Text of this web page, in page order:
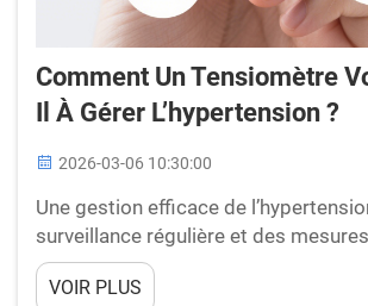
Comment Un Tensiomètre
Il À Gérer L’hypertension ?
2026-03-06 10:30:00
Une gestion efficace de
surveillance régulière et des
de suivre l’état de votre santé
tensiomètre constitue un outil
VOIR PLUS